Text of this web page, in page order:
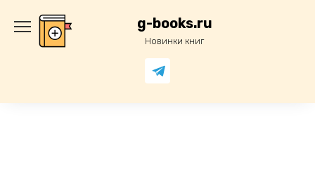
содержанию
g-books.ru
Новинки книг